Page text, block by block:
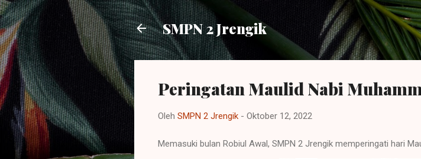
Langsung ke
SMPN 2 Jrengik
Peringatan Maulid Nabi
Oleh SMPN 2 Jrengik - Oktober 12, 2022
Memasuki bulan Robiul Awal, SMPN 2 Jrengik memperingati hari